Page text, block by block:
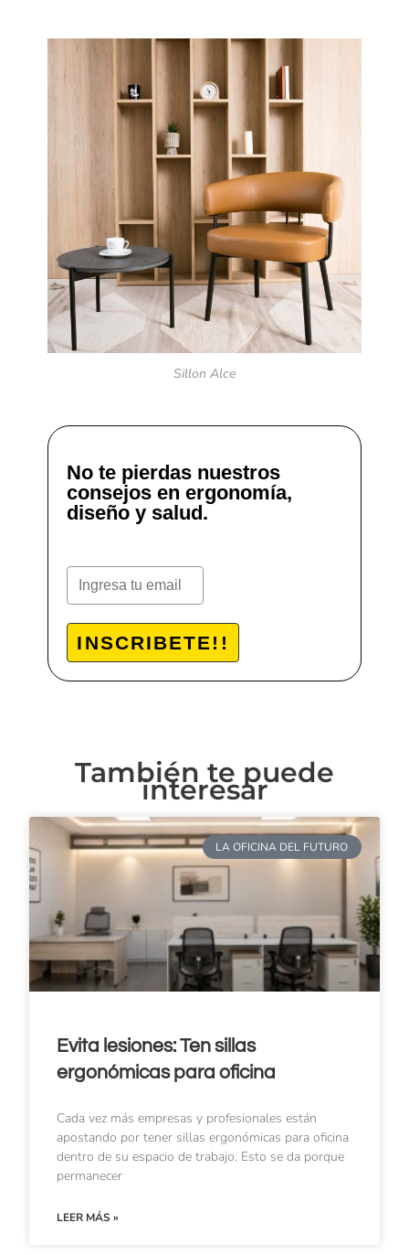
Sillon Alce
No te pierdas nuestros
consejos en ergonomía,
diseño y salud.
INSCRIBETE!!
También te puede
interesar
LA OFICINA DEL FUTURO
Evita lesiones: Ten sillas
ergonómicas para oficina
Cada vez más empresas y profesionales están
apostando por tener sillas ergonómicas para oficina
dentro de su espacio de trabajo. Esto se da porque
permanecer
LEER MÁS »